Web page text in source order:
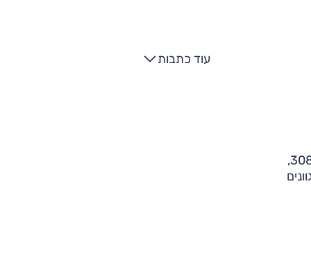
רגע לפני החלפתה הגולף היא עדיין המכונית שמשדרת יותר תחושת איכות מיתר המתחרות. אין לה את האלגנטיות של ה-308,
עוד כתבות